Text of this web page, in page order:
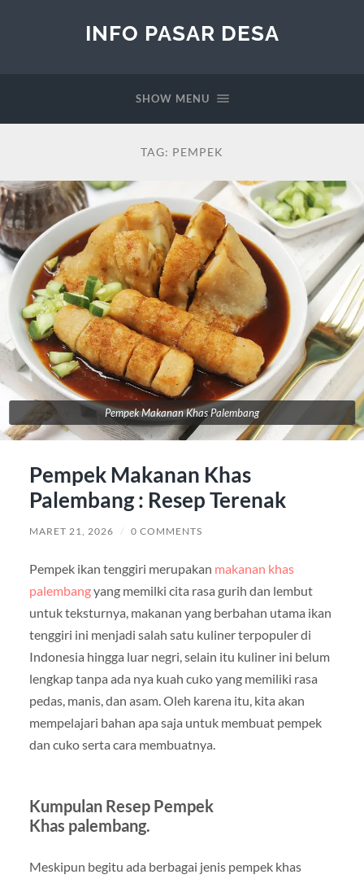
INFO PASAR DESA
SHOW MENU
TAG: PEMPEK
Pempek Makanan Khas Palembang
Pempek Makanan Khas
Palembang : Resep Terenak
MARET 21, 2026 / 0 COMMENTS
Pempek ikan tenggiri merupakan makanan khas
palembangyang memilki cita rasa gurih dan lembut
untuk teksturnya, makanan yang berbahan utama ikan
tenggiri ini menjadi salah satu kuliner terpopuler di
Indonesia hingga luar negri, selain itu kuliner ini belum
lengkap tanpa ada nya kuah cuko yang memiliki rasa
pedas, manis, dan asam. Oleh karena itu, kita akan
mempelajari bahan apa saja untuk membuat pempek
dan cuko serta cara membuatnya.
Kumpulan Resep Pempek
Khas palembang.
Meskipun begitu ada berbagai jenis pempek khas